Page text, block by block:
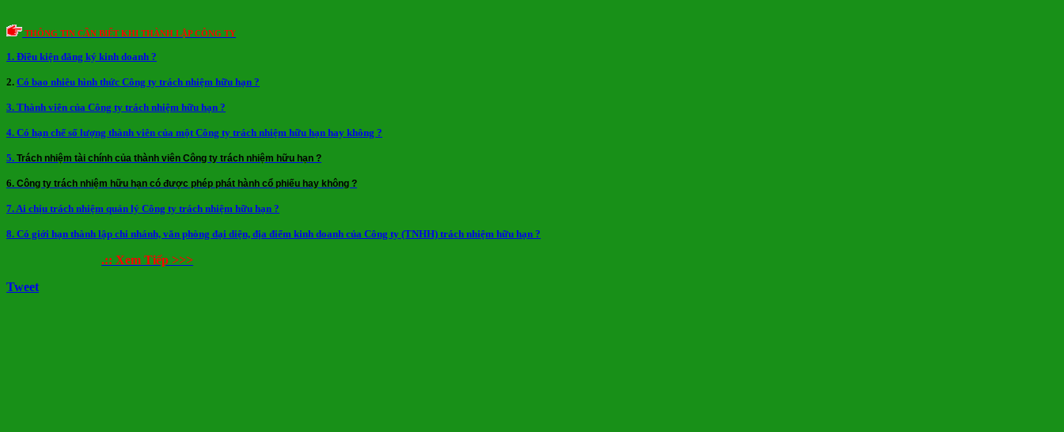
THÔNG TIN CẦN BIẾT KHI THÀNH LẬP CÔNG TY
1. Điều kiện đăng ký kinh doanh ?
2. Có bao nhiêu hình thức Công ty trách nhiệm hữu hạn ?
3. Thành viên của Công ty trách nhiệm hữu hạn ?
4. Có hạn chế số lượng thành viên của một Công ty trách nhiệm hữu hạn hay không ?
5. Trách nhiệm tài chính của thành viên Công ty trách nhiệm hữu hạn ?
6. Công ty trách nhiệm hữu hạn có được phép phát hành cổ phiếu hay không ?
7. Ai chịu trách nhiệm quản lý Công ty trách nhiệm hữu hạn ?
8. Có giới hạn thành lập chi nhánh, văn phòng đại diện, địa điểm kinh doanh của Công ty (TNHH) trách nhiệm hữu hạn ?
.:: Xem Tiếp >>>
Tweet